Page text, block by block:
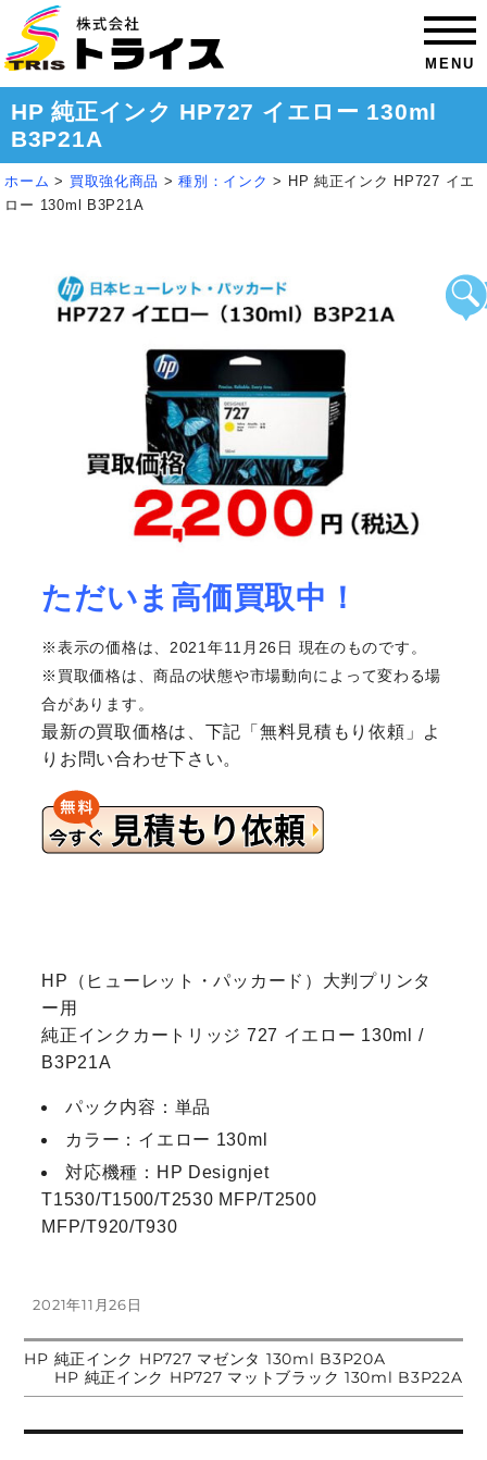
MENU
HP 純正インク HP727 イエロー 130ml
B3P21A
ホーム > 買取強化商品 >種別：インク >
HP 純正インク HP727 イエ
ロー 130ml B3P21A
ただいま高価買取中！
※表示の価格は、2021年11月26日 現在のものです。
※買取価格は、商品の状態や市場動向によって変わる場
合があります。
最新の買取価格は、下記「無料見積もり依頼」よ
りお問い合わせ下さい。
HP（ヒューレット・パッカード）大判プリンタ
ー用
純正インクカートリッジ 727 イエロー 130ml /
B3P21A
パック内容：単品
カラー：イエロー 130ml
対応機種：HP Designjet
T1530/T1500/T2530 MFP/T2500
MFP/T920/T930
投
日:
2021年11月26日
投
前
投
HP 純正インク HP727 マゼンタ 130ml B3P20A
の
稿:
HP 純正インク HP727 マットブラック 130ml B3P22A